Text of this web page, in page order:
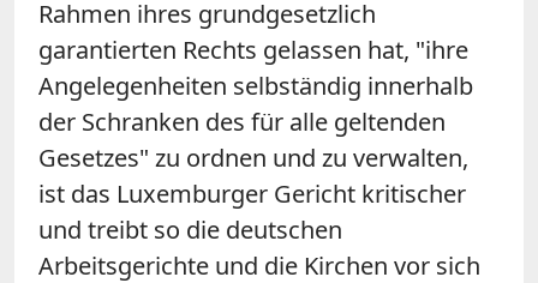
Rahmen ihres grundgesetzlich
garantierten Rechts gelassen hat, "ihre
Angelegenheiten selbständig innerhalb
der Schranken des für alle geltenden
Gesetzes" zu ordnen und zu verwalten,
ist das Luxemburger Gericht kritischer
und treibt so die deutschen
Arbeitsgerichte und die Kirchen vor sich